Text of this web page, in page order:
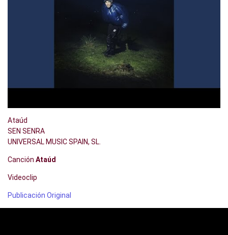
Ataúd
SEN SENRA
UNIVERSAL MUSIC SPAIN, SL.
Canción Ataúd
Videoclip
Publicación Original